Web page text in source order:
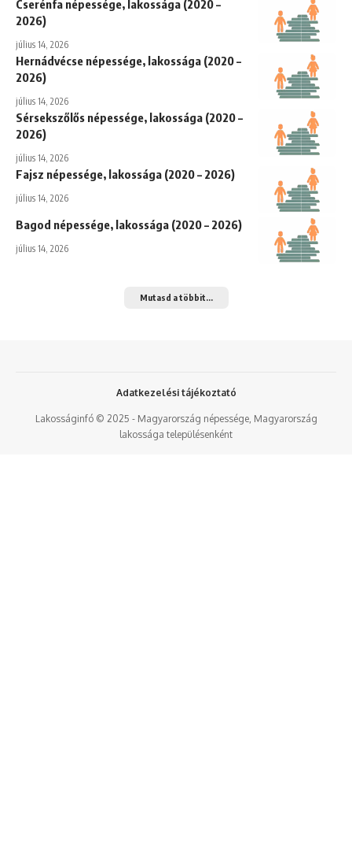
Cserénfa népessége, lakossága (2020 –
2026)
július 14, 2026
Hernádvécse népessége, lakossága (2020 –
2026)
július 14, 2026
Sérsekszőlős népessége, lakossága (2020 –
2026)
július 14, 2026
Fajsz népessége, lakossága (2020 – 2026)
július 14, 2026
Bagod népessége, lakossága (2020 – 2026)
július 14, 2026
Mutasd a többit...
Lakosságinfó © 2025 - Magyarország népessége, Magyarország
lakossága településenként
Adatkezelési tájékoztató